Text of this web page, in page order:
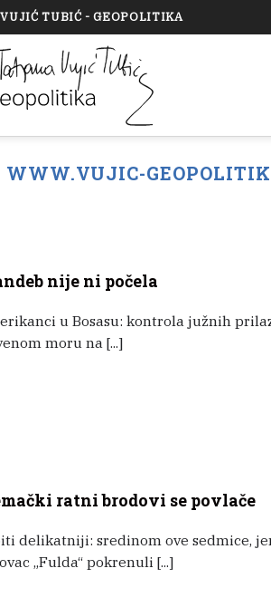
TUBIĆ - GEOPOLITIKA
WWW.VUJIC-
nije ni počela
u Bosasu: kontrola južnih
moru na [...]
ratni brodovi se povlače
delikatniji: sredinom ove sedmice,
„Fulda“ pokrenuli [...]